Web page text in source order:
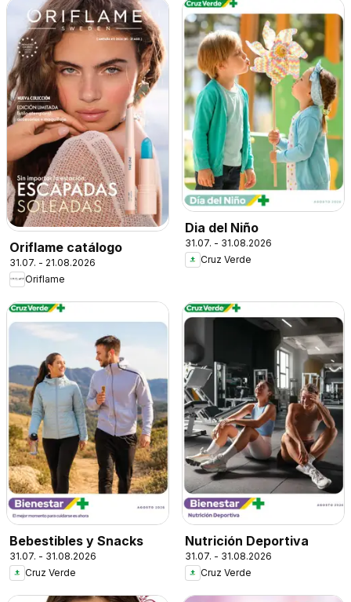
Oriflame catálogo
31.07. - 21.08.2026
Oriflame
Dia del Niño
31.07. - 31.08.2026
Cruz Verde
Bebestibles y Snacks
31.07. - 31.08.2026
Cruz Verde
Nutrición Deportiva
31.07. - 31.08.2026
Cruz Verde